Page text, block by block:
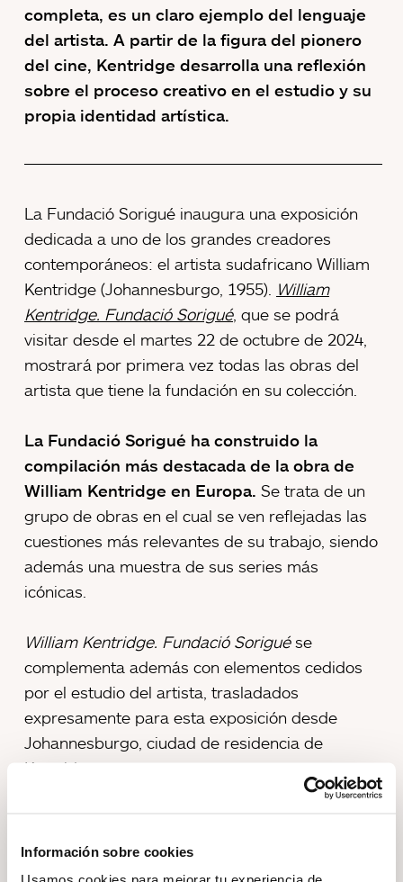
Información sobre cookies
completa, es un claro ejemplo del lenguaje
del artista. A partir de la figura del pionero
del cine, Kentridge desarrolla una reflexión
sobre el proceso creativo en el estudio y su
propia identidad artística.
La Fundació Sorigué inaugura una exposición
dedicada a uno de los grandes creadores
contemporáneos: el artista sudafricano William
Kentridge (Johannesburgo, 1955). William
Kentridge. Fundació Sorigué, que se podrá
visitar desde el martes 22 de octubre de 2024,
mostrará por primera vez todas las obras del
artista que tiene la fundación en su colección.
La Fundació Sorigué ha construido la
compilación más destacada de la obra de
William Kentridge en Europa. Se trata de un
grupo de obras en el cual se ven reflejadas las
cuestiones más relevantes de su trabajo, siendo
además una muestra de sus series más
icónicas.
William Kentridge. Fundació Soriguése
complementa además con elementos cedidos
por el estudio del artista, trasladados
expresamente para esta exposición desde
Johannesburgo, ciudad de residencia de
Kentridge.
Kentridge es internacionalmente conocido por